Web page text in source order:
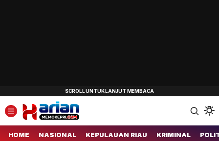
HOME NASIONAL KEPULAUAN RIAU KRIMINAL